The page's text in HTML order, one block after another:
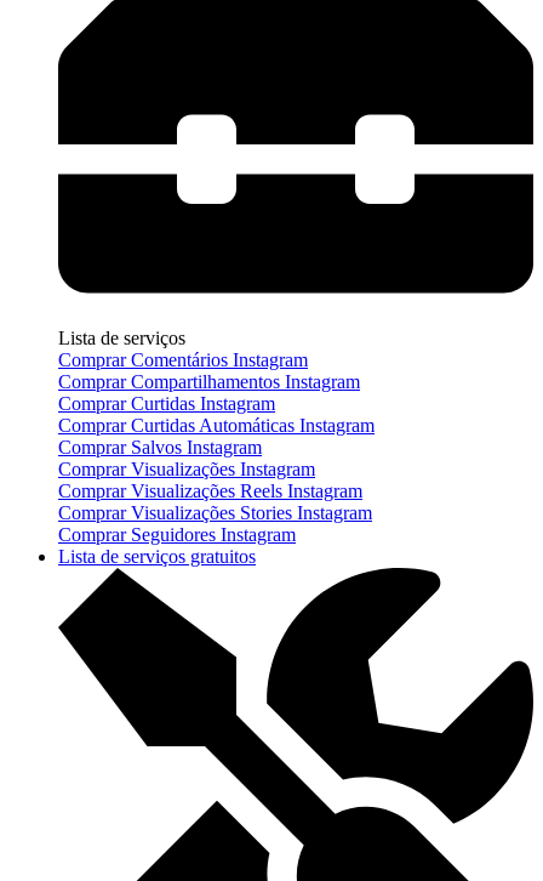
Lista de serviços
Comprar Comentários Instagram
Comprar Compartilhamentos Instagram
Comprar Curtidas Instagram
Comprar Curtidas Automáticas Instagram
Comprar Salvos Instagram
Comprar Visualizações Instagram
Comprar Visualizações Reels Instagram
Comprar Visualizações Stories Instagram
Comprar Seguidores Instagram
Lista de serviços gratuitos